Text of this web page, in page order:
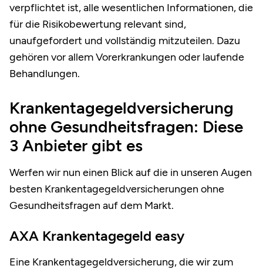
verpflichtet ist, alle wesentlichen Informationen, die
für die Risikobewertung relevant sind,
unaufgefordert und vollständig mitzuteilen. Dazu
gehören vor allem Vorerkrankungen oder laufende
Behandlungen.
Krankentagegeldversicherung
ohne Gesundheitsfragen: Diese
3 Anbieter gibt es
Werfen wir nun einen Blick auf die in unseren Augen
besten Krankentagegeldversicherungen ohne
Gesundheitsfragen auf dem Markt.
AXA Krankentagegeld easy
Eine Krankentagegeldversicherung, die wir zum